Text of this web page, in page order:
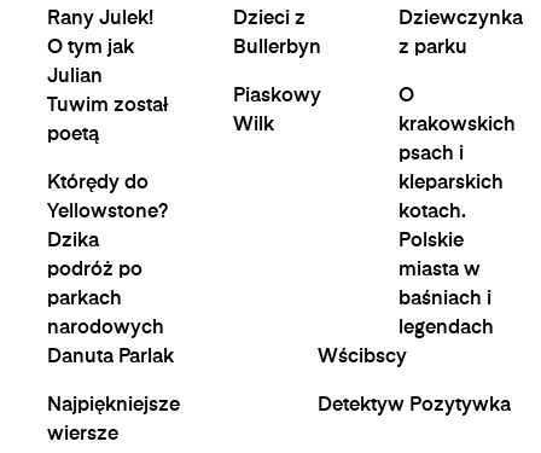
Rany Julek!
O tym jak
Julian
Tuwim został
poetą
Którędy do
Yellowstone?
Dzika
podróż po
parkach
narodowych
Dzieci z
Bullerbyn
Piaskowy
Wilk
Dziewczynka
z parku
O
krakowskich
psach i
kleparskich
kotach.
Polskie
miasta w
baśniach i
legendach
Danuta Parlak
Najpiękniejsze
wiersze
Wścibscy
Detektyw Pozytywka